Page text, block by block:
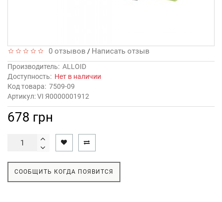
0 отзывов / Написать отзыв
Производитель: ALLOID
Доступность: Нет в наличии
Код товара: 7509-09
Артикул: VI Я0000001912
678 грн
СООБЩИТЬ КОГДА ПОЯВИТСЯ